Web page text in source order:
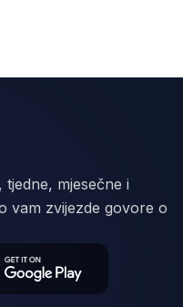
mjesečne i
vam zvijezde govore o